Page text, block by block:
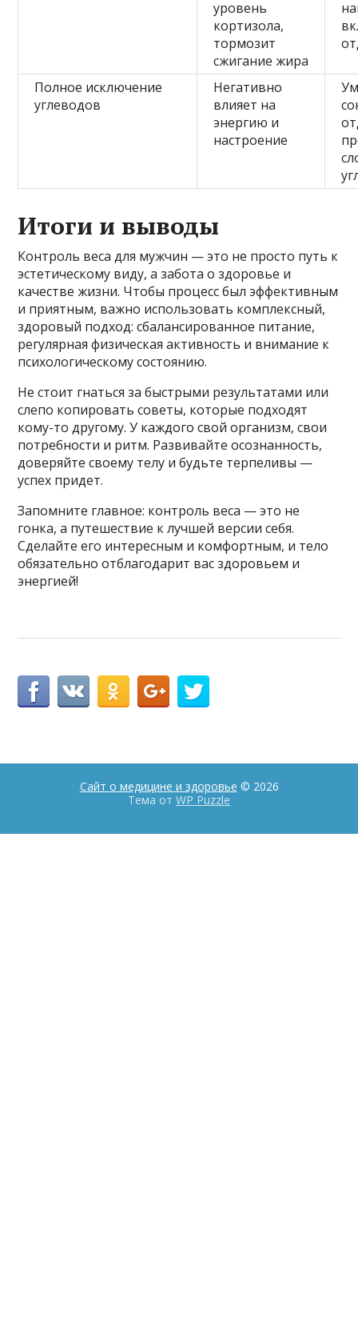
уровень
кортизола,
тормозит
сжигание жира
Полное исключение
углеводов
Негативно
влияет на
энергию и
настроение
Итоги и выводы
Контроль веса для мужчин — это не просто путь к
эстетическому виду, а забота о здоровье и
качестве жизни. Чтобы процесс был эффективным
и приятным, важно использовать комплексный,
здоровый подход: сбалансированное питание,
регулярная физическая активность и внимание к
психологическому состоянию.
Не стоит гнаться за быстрыми результатами или
слепо копировать советы, которые подходят
кому-то другому. У каждого свой организм, свои
потребности и ритм. Развивайте осознанность,
доверяйте своему телу и будьте терпеливы —
успех придет.
Запомните главное: контроль веса — это не
гонка, а путешествие к лучшей версии себя.
Сделайте его интересным и комфортным, и тело
обязательно отблагодарит вас здоровьем и
энергией!
Сайт о медицине и здоровье © 2026
Тема от WP Puzzle